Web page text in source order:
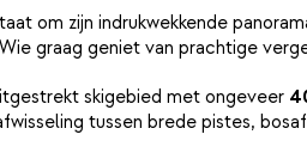
om zijn indrukwekkende
graag geniet van prachtige
skigebied met ongeveer
tussen brede pistes,